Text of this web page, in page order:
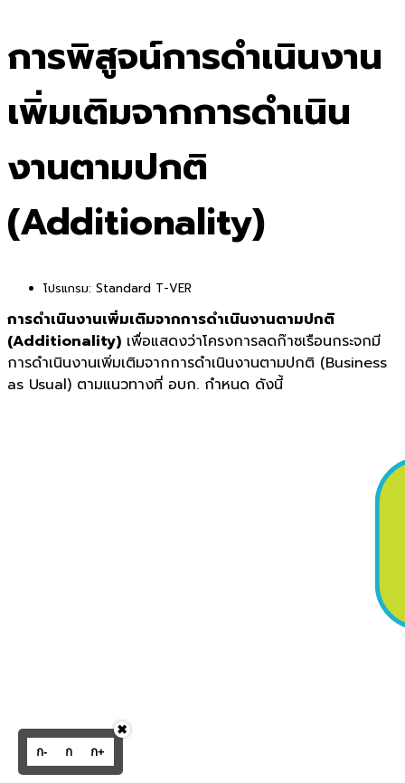
การพิสูจน์การดำเนินงาน
เพิ่มเติมจากการดำเนิน
งานตามปกติ
(Additionality)
โปรแกรม: Standard T-VER
การดำเนินงานเพิ่มเติมจากการดำเนินงานตามปกติ
(Additionality) เพื่อแสดงว่าโครงการลดก๊าซเรือนกระจกมี
การดำเนินงานเพิ่มเติมจากการดำเนินงานตามปกติ (Business
as Usual) ตามแนวทางที่ อบก. กำหนด ดังนี้
ก- ก ก+
✖